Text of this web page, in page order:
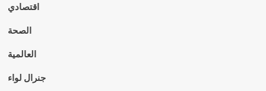
اقتصادي
الصحة
العالمية
جنرال لواء